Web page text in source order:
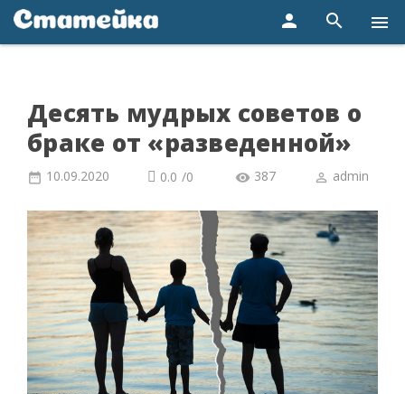
person search menu
Десять мудрых советов о
браке от «разведенной»
10.09.2020 0.0 /0 387 admin